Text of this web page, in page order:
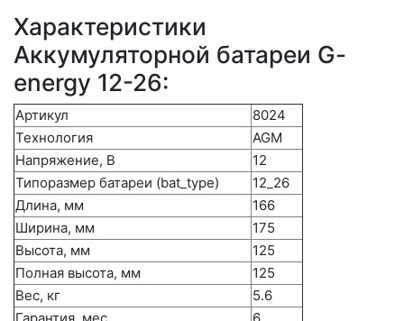
Характеристики
Аккумуляторной батареи G-
energy 12-26:
Артикул
8024
Технология
AGM
Напряжение, В
12
Типоразмер батареи (bat_type)
12_26
Длина, мм
166
Ширина, мм
175
Высота, мм
125
Полная высота, мм
125
Вес, кг
5.6
Гарантия, мес
6